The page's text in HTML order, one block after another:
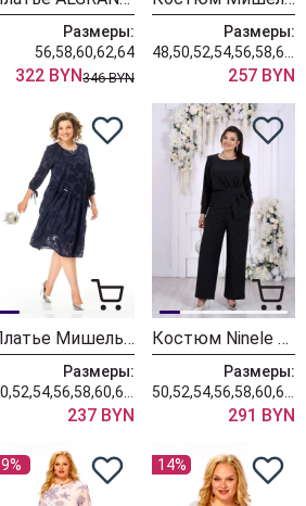
Размеры:
56,58,60,62,64
322 BYN346 BYN
Размеры:
257 BYN
Платье Мишель Шик 2164-2 синий
Размеры:
237 BYN
Костюм Ninele 6070 темно-синий
Размеры:
291 BYN
9% 14%